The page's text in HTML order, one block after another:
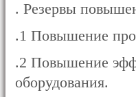
. Резервы
.1 Повышение
.2 Повышение
оборудования.